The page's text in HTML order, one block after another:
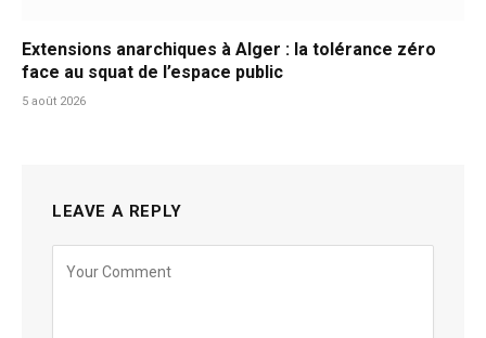
Extensions anarchiques à Alger : la tolérance zéro
face au squat de l’espace public
5 août 2026
LEAVE A REPLY